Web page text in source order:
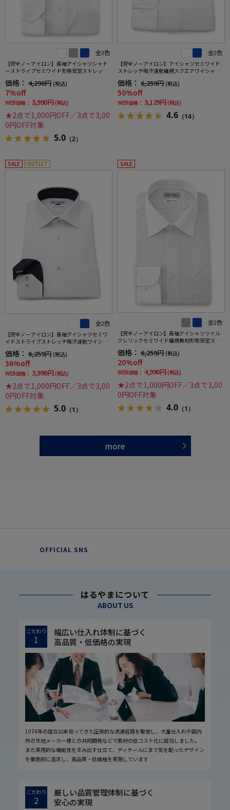
全3色
【完全ノーアイロン】長袖アイシャツシャド
ーストライプセミワイド形態安定ストレッチ
吸汗速乾ワイシャツ通年
価格： 4,290円 (税込)
7%off
WEB価格： 3,990円 (税込)
★2点で1,000円OFF／3点で3,00
0円OFF対象
5.0 （2）
全2色
【完全ノーアイロン】アイシャツセミワイド
ストレッチ吸汗速乾織柄スクエアワイシャツi-
shirt通年
価格： 6,259円 (税込)
50%off
WEB価格： 3,129円 (税込)
4.6 （14）
SALE OUTLET
全2色
【完全ノーアイロン】長袖アイシャツセミワ
イドストライプストレッチ吸汗速乾ワイシャ
ツi-shirt通年
価格： 6,259円 (税込)
36%off
WEB価格： 3,990円 (税込)
★2点で1,000円OFF／3点で3,00
0円OFF対象
5.0 （1）
SALE
全2色
【完全ノーアイロン】長袖アイシャツツイル
クレリックセミワイド織柄無地形態安定スト
レッチ吸汗速乾ニット素材ワイシャツ通年
価格： 6,259円 (税込)
20%off
WEB価格： 4,990円 (税込)
★2点で1,000円OFF／3点で3,00
0円OFF対象
4.0 （1）
more
OFFICIAL SNS
はるやまについて
ABOUT US
こだわり
1
幅広い仕入れ体制に基づく
高品質・低価格の実現
1974年の設立以来培ってきた圧倒的な流通経路を駆使し、大量仕入れや国内
外の生地メーカー様との共同開発などで素材の低コスト化に成功しました。
また実用的な機能性を生み出す仕立て、ディテールにまで気を配ったデザイン
を徹底的に追求し、高品質・低価格を実現しています
こだわり
2
厳しい品質管理体制に基づく
安心の実現